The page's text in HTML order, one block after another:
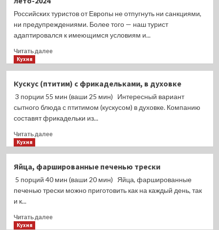
2024
года:
часть
во
Российских туристов от Европы не отпугнуть ни санкциями,
ни предупреждениями. Более того — наш турист
адаптировался к имеющимся условиям и...
Читать далееПрочитать
раскрыли
ассортимент
и
новых
групповых
Европу
на
лето-2024
Кухня
Кускус (птитим) с фрикадельками, в духовке
3 порции 55 мин (ваши 25 мин) Интересный вариант
сытного блюда с птитимом (кускусом) в духовке. Компанию
составят фрикадельки из...
Читать далееПрочитать
(птитим)
с
фрикадельками,
Кухня
Яйца, фаршированные печенью трески
5 порций 40 мин (ваши 20 мин) Яйца, фаршированные
печенью трески можно приготовить как на каждый день, так
и к...
Читать далееПрочитать
Кухня